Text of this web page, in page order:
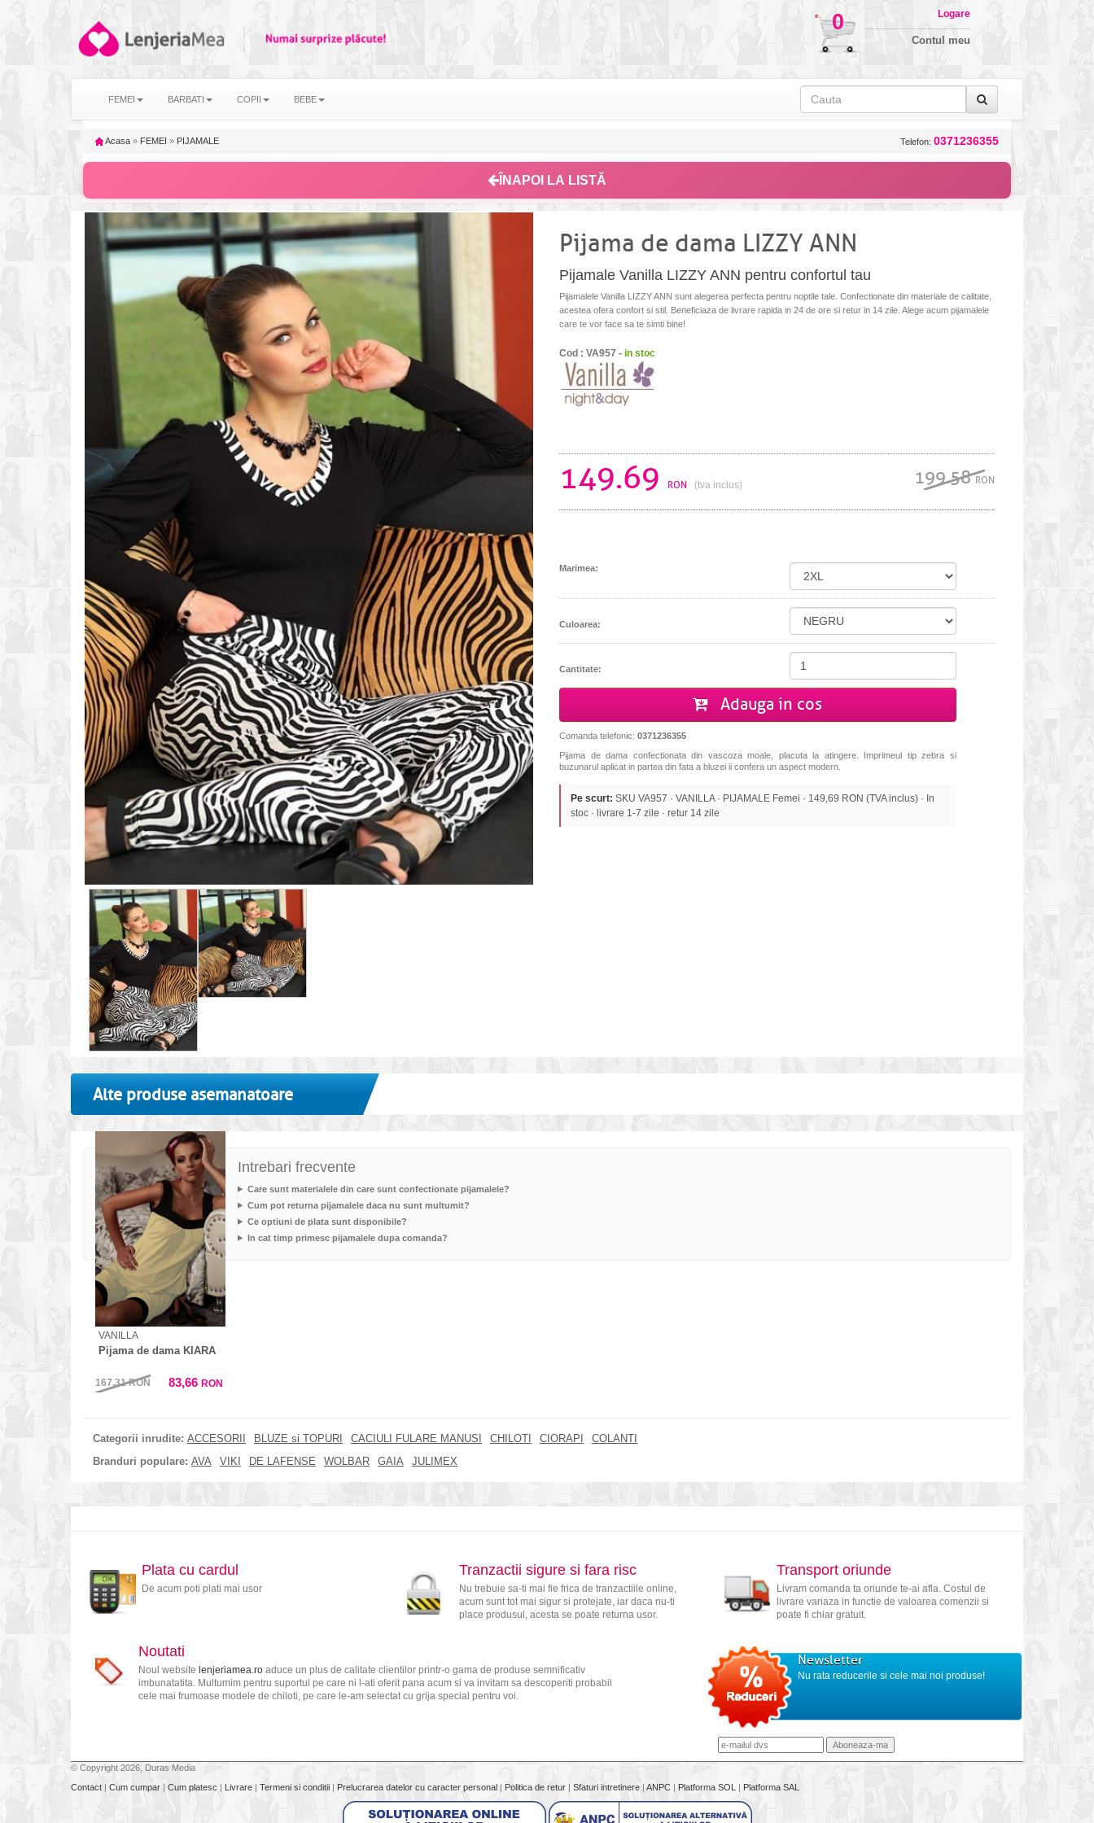
0 Logare
Contul meu
FEMEI BARBATI COPII BEBE
Acasa » FEMEI » PIJAMALE Telefon: 0371236355
ÎNAPOI LA LISTĂ
Pijama de dama LIZZY ANN
Pijamale Vanilla LIZZY ANN pentru confortul tau
Pijamalele Vanilla LIZZY ANN sunt alegerea perfecta pentru noptile tale. Confectionate din materiale de calitate,
acestea ofera confort si stil. Beneficiaza de livrare rapida in 24 de ore si retur in 14 zile. Alege acum pijamalele
care te vor face sa te simti bine!
Cod : VA957 - in stoc
149.69 RON (tva inclus) 199.58RON
Marimea:
Culoarea:
Cantitate:
Adauga in cos
Comanda telefonic: 0371236355
Pijama de dama confectionata din vascoza moale, placuta la atingere. Imprimeul tip zebra si
buzunarul aplicat in partea din fata a bluzei ii confera un aspect modern.
Pe scurt: SKU VA957 · VANILLA · PIJAMALE Femei · 149,69 RON (TVA inclus) · In
stoc · livrare 1-7 zile · retur 14 zile
Alte produse asemanatoare
VANILLA
Pijama de dama KIARA
167,31RON 83,66 RON
Categorii inrudite: ACCESORII BLUZE si TOPURI CACIULI FULARE MANUSI CHILOTI CIORAPI
COLANTI
Branduri populare: AVA VIKI DE LAFENSE WOLBAR GAIA JULIMEX
Intrebari frecvente
Care sunt materialele din care sunt confectionate pijamalele?
Cum pot returna pijamalele daca nu sunt multumit?
Ce optiuni de plata sunt disponibile?
In cat timp primesc pijamalele dupa comanda?
Plata cu cardul
De acum poti plati mai usor
Tranzactii sigure si fara risc
Nu trebuie sa-ti mai fie frica de tranzactiile online,
acum sunt tot mai sigur si protejate, iar daca nu-ti
place produsul, acesta se poate returna usor.
Transport oriunde
Livram comanda ta oriunde te-ai afla. Costul de
livrare variaza in functie de valoarea comenzii si
poate fi chiar gratuit.
Noutati
Noul website lenjeriamea.roaduce un plus de calitate clientilor printr-o gama de produse semnificativ
imbunatatita. Multumim pentru suportul pe care ni l-ati oferit pana acum si va invitam sa descoperiti probabil
cele mai frumoase modele de chiloti, pe care le-am selectat cu grija special pentru voi.
Newsletter
Nu rata reducerile si cele mai noi produse!
© Copyright 2026, Duras Media
Contact | Cum cumpar | Cum platesc | Livrare | Termeni si conditii | Prelucrarea datelor cu caracter personal | Politica de retur | Sfaturi intretinere | ANPC | Platforma SOL | Platforma SAL